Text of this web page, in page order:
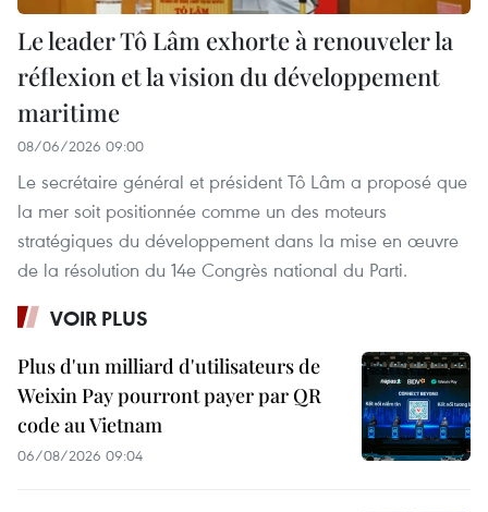
Le leader Tô Lâm exhorte à renouveler la
réflexion et la vision du développement
maritime
08/06/2026 09:00
Le secrétaire général et président Tô Lâm a proposé que
la mer soit positionnée comme un des moteurs
stratégiques du développement dans la mise en œuvre
de la résolution du 14e Congrès national du Parti.
VOIR PLUS
Plus d'un milliard d'utilisateurs de
Weixin Pay pourront payer par QR
code au Vietnam
06/08/2026 09:04